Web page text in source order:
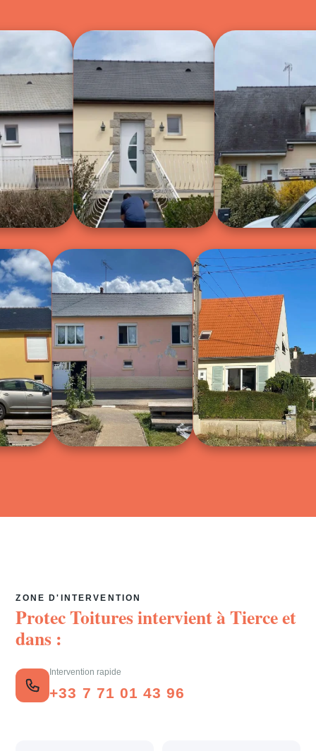
ZONE D'INTERVENTION
Protec Toitures intervient àTierceet
dans :
Intervention rapide
+33 7 71 01 43 96